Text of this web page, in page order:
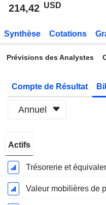
214,42 USD
Synthèse Cotations
Prévisions des Analystes
Compte de Résultat
Annuel
Fiscale:
Décembre
Actifs
Trésorerie et